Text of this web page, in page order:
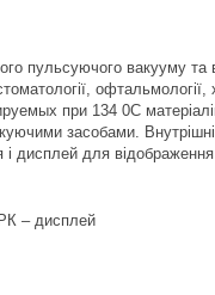
пульсуючого вакууму
офтальмології,
при 134 0C
засобами.
для відображення
– дисплей